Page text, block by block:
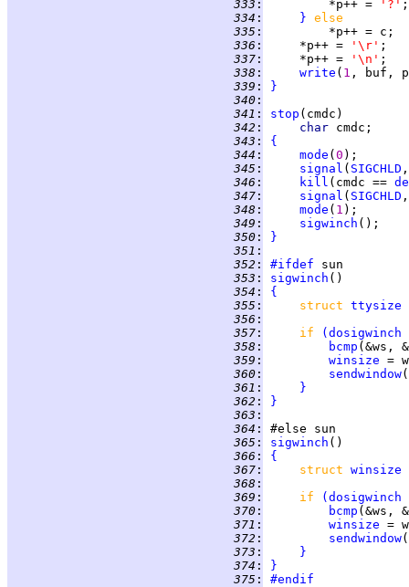
333 :
         *p++ =
'?'
334 : } else
335 :
336 :
     *p++ =
'\r'
337 :
     *p++ =
'\n'
338 : write ( 1
339 :
}
340 :
341 : stop
342 : char
343 :
{
344 : mode ( 0
345 : signal ( SIGCHLD
346 : kill (cmdc ==
347 : signal ( SIGCHLD
348 : mode ( 1
349 : sigwinch
350 :
}
351 :
352 : #ifdef
353 : sigwinch
354 :
{
355 : struct ttysize
356 :
357 : if ( dosigwinch
358 : bcmp (&ws, &
359 :
winsize
360 :
sendwindow
361 :
}
362 :
}
363 :
364 :
365 : sigwinch
366 :
{
367 : struct winsize
368 :
369 : if ( dosigwinch
370 : bcmp (&ws, &
371 :
winsize
372 :
sendwindow
373 :
}
374 :
}
375 :
#endif